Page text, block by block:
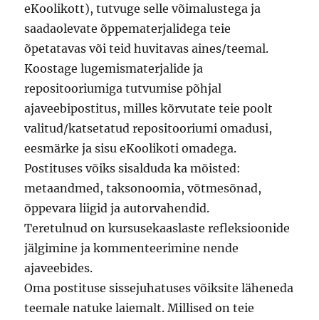
eKoolikott), tutvuge selle võimalustega ja
saadaolevate õppematerjalidega teie
õpetatavas või teid huvitavas aines/teemal.
Koostage lugemismaterjalide ja
repositooriumiga tutvumise põhjal
ajaveebipostitus, milles kõrvutate teie poolt
valitud/katsetatud repositooriumi omadusi,
eesmärke ja sisu eKoolikoti omadega.
Postituses võiks sisalduda ka mõisted:
metaandmed, taksonoomia, võtmesõnad,
õppevara liigid ja autorvahendid.
Teretulnud on kursusekaaslaste refleksioonide
jälgimine ja kommenteerimine nende
ajaveebides.
Oma postituse sissejuhatuses võiksite läheneda
teemale natuke laiemalt. Millised on teie